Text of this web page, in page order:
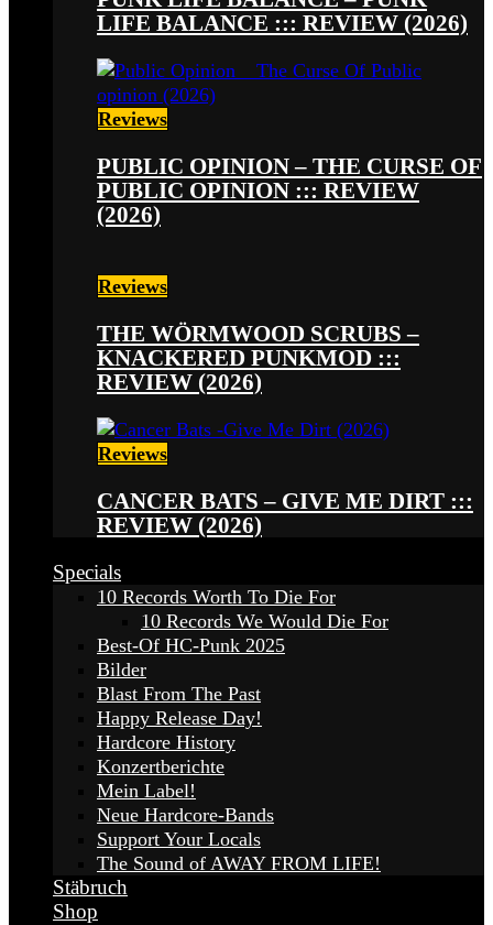
LIFE BALANCE ::: REVIEW (2026)
Reviews
PUBLIC OPINION – THE CURSE OF
PUBLIC OPINION ::: REVIEW
(2026)
Reviews
THE WÖRMWOOD SCRUBS –
KNACKERED PUNKMOD :::
REVIEW (2026)
Reviews
CANCER BATS – GIVE ME DIRT :::
REVIEW (2026)
Specials
10 Records Worth To Die For
10 Records We Would Die For
Best-Of HC-Punk 2025
Bilder
Blast From The Past
Happy Release Day!
Hardcore History
Konzertberichte
Mein Label!
Neue Hardcore-Bands
Support Your Locals
The Sound of AWAY FROM LIFE!
Stäbruch
Shop